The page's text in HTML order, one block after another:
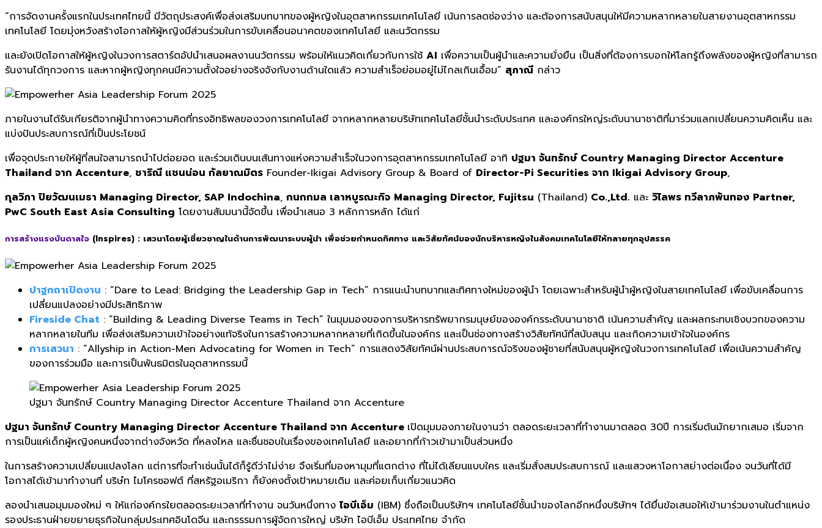
“การจัดงานครั้งแรกในประเทศไทยนี้ มีวัตถุประสงค์เพื่อส่งเสริมบทบาทของผู้หญิงในอุตสาหกรรมเทคโนโลยี เน้นการลดช่องว่าง และต้องการสนับสนุนให้มีความหลากหลายในสายงานอุตสาหกรรม
เทคโนโลยี โดยมุ่งหวังสร้างโอกาสให้ผู้หญิงมีส่วนร่วมในการขับเคลื่อนอนาคตของเทคโนโลยี และนวัตกรรม
และยังเปิดโอกาสให้ผู้หญิงในวงการสตาร์ตอัปนำเสนอผลงานนวัตกรรม พร้อมให้แนวคิดเกี่ยวกับการใช้ AI เพื่อความเป็นผู้นำและความยั่งยืน เป็นสิ่งที่ต้องการบอกให้โลกรู้ถึงพลังของผู้หญิงที่สามารถ
รันงานได้ทุกวงการ และหากผู้หญิงทุกคนมีความตั้งใจอย่างจริงจังกับงานด้านใดแล้ว ความสำเร็จย่อมอยู่ไม่ไกลเกินเอื้อม” สุภาณี กล่าว
ภายในงานได้รับเกียรติจากผู้นำทางความคิดที่ทรงอิทธิพลของวงการเทคโนโลยี จากหลากหลายบริษัทเทคโนโลยีชั้นนำระดับประเทศ และองค์กรใหญ่ระดับนานาชาติที่มาร่วมแลกเปลี่ยนความคิดเห็น และ
แบ่งปันประสบการณ์ที่เป็นประโยชน์
เพื่อจุดประกายให้ผู้ที่สนใจสามารถนำไปต่อยอด และร่วมเดินบนเส้นทางแห่งความสำเร็จในวงการอุตสาหกรรมเทคโนโลยี อาทิ ปฐมา จันทรักษ์ Country Managing Director Accenture
Thailand จาก Accenture, ชาริณี แชนน่อน กัลยาณมิตร Founder-Ikigai Advisory Group & Board of Director-Pi Securities จาก Ikigai Advisory Group,
กุลวิภา ปิยวัฒนเมธา Managing Director, SAP Indochina, กนกกมล เลาหบูรณะกิจ Managing Director, Fujitsu (Thailand) Co.,Ltd. และ วิไลพร ทวีลาภพันทอง Partner,
PwC South East Asia Consulting โดยงานสัมมนานี้จัดขึ้น เพื่อนำเสนอ 3 หลักการหลัก ได้แก่
การสร้างแรงบันดาลใจ (Inspires) : เสวนาโดยผู้เชี่ยวชาญในด้านการพัฒนาระบบผู้นำ เพื่อช่วยกำหนดทิศทาง และวิสัยทัศน์ของนักบริหารหญิงในสังคมเทคโนโลยีให้ทลายทุกอุปสรรค
ปาฐกถาเปิดงาน : “Dare to Lead: Bridging the Leadership Gap in Tech” การแนะนำบทบาทและทิศทางใหม่ของผู้นำ โดยเฉพาะสำหรับผู้นำผู้หญิงในสายเทคโนโลยี เพื่อขับเคลื่อนการ
เปลี่ยนแปลงอย่างมีประสิทธิภาพ
Fireside Chat : “Building & Leading Diverse Teams in Tech” ในมุมมองของการบริหารทรัพยากรมนุษย์ขององค์กรระดับนานาชาติ เน้นความสำคัญ และผลกระทบเชิงบวกของความ
หลากหลายในทีม เพื่อส่งเสริมความเข้าใจอย่างแท้จริงในการสร้างความหลากหลายที่เกิดขึ้นในองค์กร และเป็นช่องทางสร้างวิสัยทัศน์ที่สนับสนุน และเกิดความเข้าใจในองค์กร
การเสวนา : “Allyship in Action-Men Advocating for Women in Tech” การแสดงวิสัยทัศน์ผ่านประสบการณ์จริงของผู้ชายที่สนับสนุนผู้หญิงในวงการเทคโนโลยี เพื่อเน้นความสำคัญ
ของการร่วมมือ และการเป็นพันธมิตรในอุตสาหกรรมนี้
ปฐมา จันทรักษ์ Country Managing Director Accenture Thailand จาก Accenture
ปฐมา จันทรักษ์ Country Managing Director Accenture Thailand จาก Accenture เปิดมุมมองภายในงานว่า ตลอดระยะเวลาที่ทำงานมาตลอด 30ปี การเริ่มต้นมักยากเสมอ เริ่มจาก
การเป็นแค่เด็กผู้หญิงคนหนึ่งจากต่างจังหวัด ที่หลงไหล และชื่นชอบในเรื่องของเทคโนโลยี และอยากที่ก้าวเข้ามาเป็นส่วนหนึ่ง
ในการสร้างความเปลี่ยนแปลงโลก แต่การที่จะทำเช่นนั้นได้ก็รู้ดีว่าไม่ง่าย จึงเริ่มที่มองหามุมที่แตกต่าง ที่ไม่ได้เลียนแบบใคร และเริ่มสั่งสมประสบการณ์ และแสวงหาโอกาสย่างต่อเนื่อง จนวันที่ได้มี
โอกาสได้เข้ามาทำงานที่ บริษํท ไมโครซอฟต์ ที่สหรัฐอเมริกา ก็ยังคงตั้งเป้าหมายเดิม และค่อยเก็บเกี่ยวแนวคิด
ลองนำเสนอมุมมองใหม่ ๆ ให้แก่องค์กรใยตลอดระยะเวลาที่ทำงาน จนวันหนึ่งทาง ไอบีเอ็ม (IBM) ซึ่งถือเป็นบริษัทฯ เทคโนโลยีชั้นนำของโลกอีกหนึ่งบริษัทฯ ได้ยื่นข้อเสนอให้เข้ามาร่วมงานในตำแหน่ง
รองประธานฝ่ายขยายธุรกิจในกลุ่มประเทศอินโดจีน และกรรรมการผู้จัดการใหญ่ บริษัท ไอบีเอ็ม ประเทศไทย จำกัด